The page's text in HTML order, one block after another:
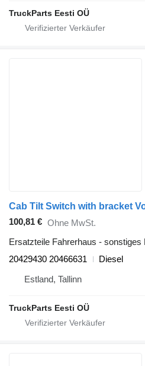
TruckParts Eesti OÜ
100,81 € Ohne MwSt.
Ersatzteile Fahrerhaus - sonstiges
20429430 20466631
Diesel
Estland, Tallinn
TruckParts Eesti OÜ